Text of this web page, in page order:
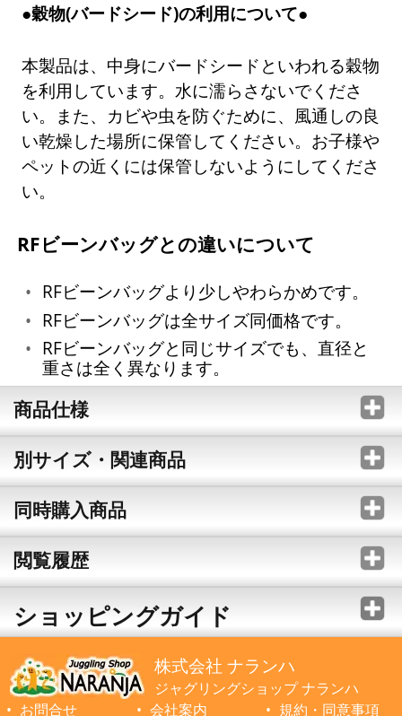
●穀物(バードシード)の利用について●
本製品は、中身にバードシードといわれる穀物
を利用しています。水に濡らさないでくださ
い。また、カビや虫を防ぐために、風通しの良
い乾燥した場所に保管してください。お子様や
ペットの近くには保管しないようにしてくださ
い。
RFビーンバッグとの違いについて
RFビーンバッグより少しやわらかめです。
RFビーンバッグは全サイズ同価格です。
RFビーンバッグと同じサイズでも、直径と
重さは全く異なります。
商品仕様
別サイズ・関連商品
同時購入商品
閲覧履歴
ショッピングガイド
株式会社 ナランハ
ジャグリングショップ ナランハ
お問合せ
会社案内 規約・同意事項